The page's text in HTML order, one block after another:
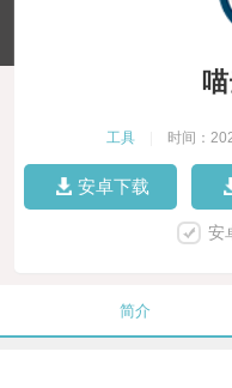
工具 时间：
安卓下载
安
简介